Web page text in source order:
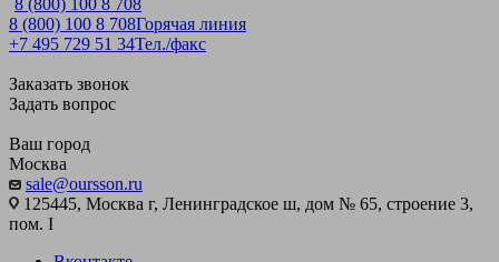
8 (800) 100 8 708
8 (800) 100 8 708Горячая линия
+7 495 729 51 34Тел./факс
Заказать звонок
Задать вопрос
Ваш город
Москва
sale@oursson.ru
125445, Москва г, Ленинградское ш, дом № 65, строение 3,
пом. I